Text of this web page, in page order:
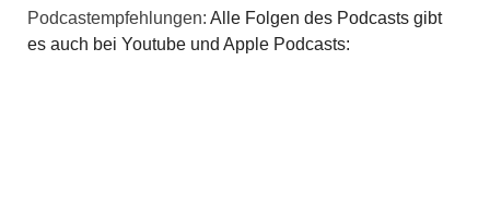
Podcastempfehlungen: Alle Folgen des Podcasts gibt
es auch bei Youtube und Apple Podcasts: